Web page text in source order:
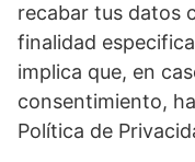
recabar tus datos
finalidad
implica que, en
consentimiento,
Política de